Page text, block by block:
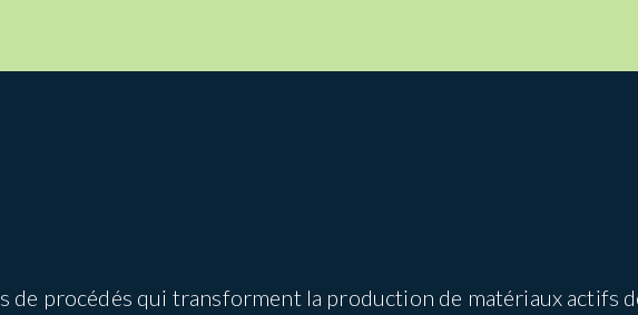
de procédés qui transforment la production de matériaux actifs